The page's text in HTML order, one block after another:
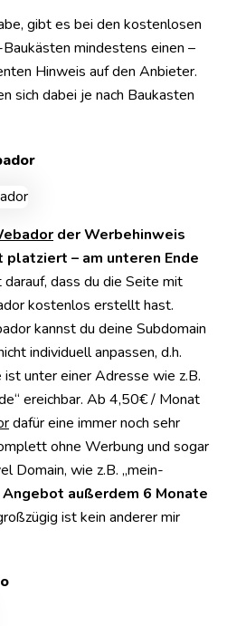
gibt es bei den kostenlosen
mindestens einen –
Hinweis auf den Anbieter.
sich dabei je nach Baukasten
der Werbehinweis
platziert – am unteren Ende
dass du die Seite mit
kostenlos erstellt hast.
kannst du deine Subdomain
individuell anpassen, d.h.
unter einer Adresse wie z.B.
ereichbar. Ab 4,50€ / Monat
dafür eine immer noch sehr
ohne Werbung und sogar
Domain, wie z.B. „mein-
außerdem 6 Monate
ist kein anderer mir